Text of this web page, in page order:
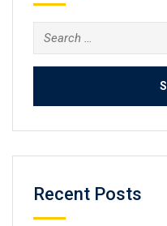
Search
for:
Recent Posts